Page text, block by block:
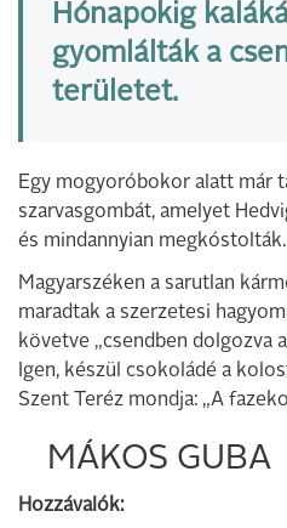
Hónapokig
gyomlálták a
területet.
Egy mogyoróbokor alatt már
szarvasgombát, amelyet
és mindannyian megkóstolták.
Magyarszéken a sarutlan
maradtak a szerzetesi
követve „csendben dolgozva
Igen, készül csokoládé a
Szent Teréz mondja: „A
MÁKOS GUBA
Hozzávalók: